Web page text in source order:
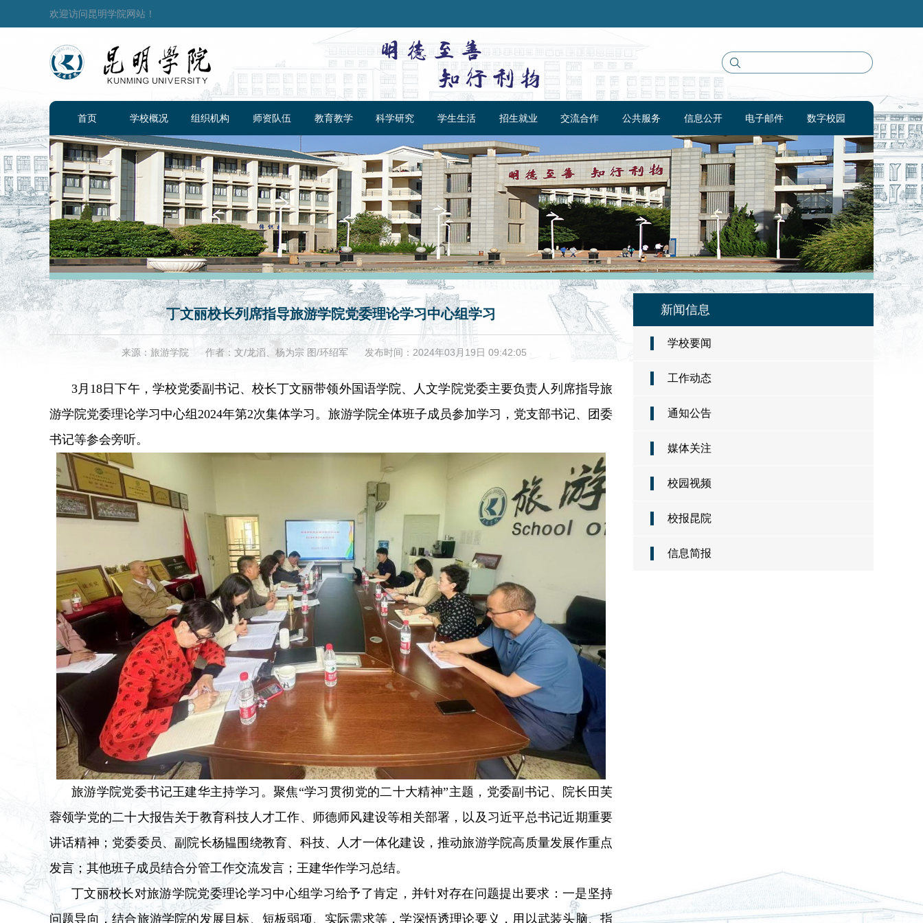
欢迎访问昆明学院网站！
首页 学校概况 组织机构 师资队伍 教育教学 科学研究 学生生活 招生就业 交流合作 公共服务 信息公开 电子邮件 数字校园
新闻信息
学校要闻
工作动态
通知公告
媒体关注
校园视频
校报昆院
信息简报
丁文丽校长列席指导旅游学院党委理论学习中心组学习
来源：旅游学院 作者：文/龙滔、杨为宗 图/环绍军 发布时间：2024年03月19日 09:42:05
3月18日下午，学校党委副书记、校长丁文丽带领外国语学院、人文学院党委主要负责人列席指导旅
游学院党委理论学习中心组2024年第2次集体学习。旅游学院全体班子成员参加学习，党支部书记、团委
书记等参会旁听。
旅游学院党委书记王建华主持学习。聚焦“学习贯彻党的二十大精神”主题，党委副书记、院长田芙
蓉领学党的二十大报告关于教育科技人才工作、师德师风建设等相关部署，以及习近平总书记近期重要
讲话精神；党委委员、副院长杨韫围绕教育、科技、人才一体化建设，推动旅游学院高质量发展作重点
发言；其他班子成员结合分管工作交流发言；王建华作学习总结。
丁文丽校长对旅游学院党委理论学习中心组学习给予了肯定，并针对存在问题提出要求：一是坚持
问题导向，结合旅游学院的发展目标、短板弱项、实际需求等，学深悟透理论要义，用以武装头脑、指